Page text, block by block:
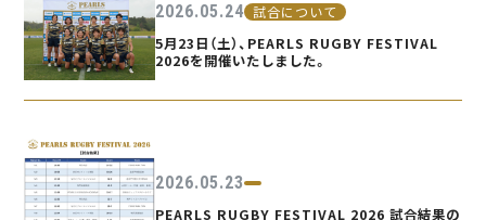
2026.05.24 試合について
5月23日（土）、PEARLS RUGBY FESTIVAL
2026を開催いたしました。
2026.05.23
PEARLS RUGBY FESTIVAL 2026 試合結果の